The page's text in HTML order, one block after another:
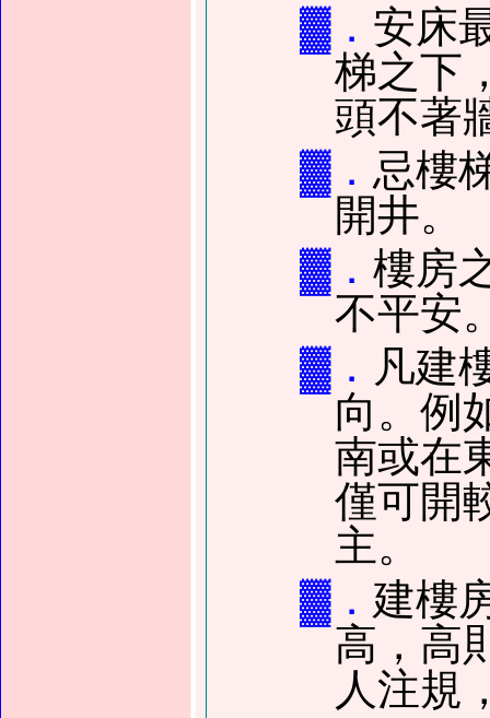
▓． 安床
梯之下
頭不著
▓． 忌樓
開井。
▓． 樓房
不平安
▓． 凡建
向。例
南或在
僅可開
主。
▓． 建樓
高，高
人注規